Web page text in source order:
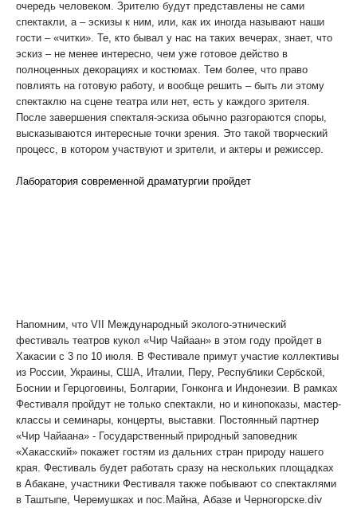
очередь человеком. Зрителю будут представлены не сами
спектакли, а – эскизы к ним, или, как их иногда называют наши
гости – «читки». Те, кто бывал у нас на таких вечерах, знает, что
эскиз – не менее интересно, чем уже готовое действо в
полноценных декорациях и костюмах. Тем более, что право
повлиять на готовую работу, и вообще решить – быть ли этому
спектаклю на сцене театра или нет, есть у каждого зрителя.
После завершения спекталя-эскиза обычно разгораются споры,
высказываются интересные точки зрения. Это такой творческий
процесс, в котором участвуют и зрители, и актеры и режиссер.
Лаборатория современной драматургии пройдет
Напомним, что VII Международный эколого-этнический
фестиваль театров кукол «Чир Чайаан» в этом году пройдет в
Хакасии с 3 по 10 июля. В Фестивале примут участие коллективы
из России, Украины, США, Италии, Перу, Республики Сербской,
Боснии и Герцоговины, Болгарии, Гонконга и Индонезии. В рамках
Фестиваля пройдут не только спектакли, но и кинопоказы, мастер-
классы и семинары, концерты, выставки. Постоянный партнер
«Чир Чайаана» - Государственный природный заповедник
«Хакасский» покажет гостям из дальних стран природу нашего
края. Фестиваль будет работать сразу на нескольких площадках
в Абакане, участники Фестиваля также побывают со спектаклями
в Таштыпе, Черемушках и пос.Майна, Абазе и Черногорске.div